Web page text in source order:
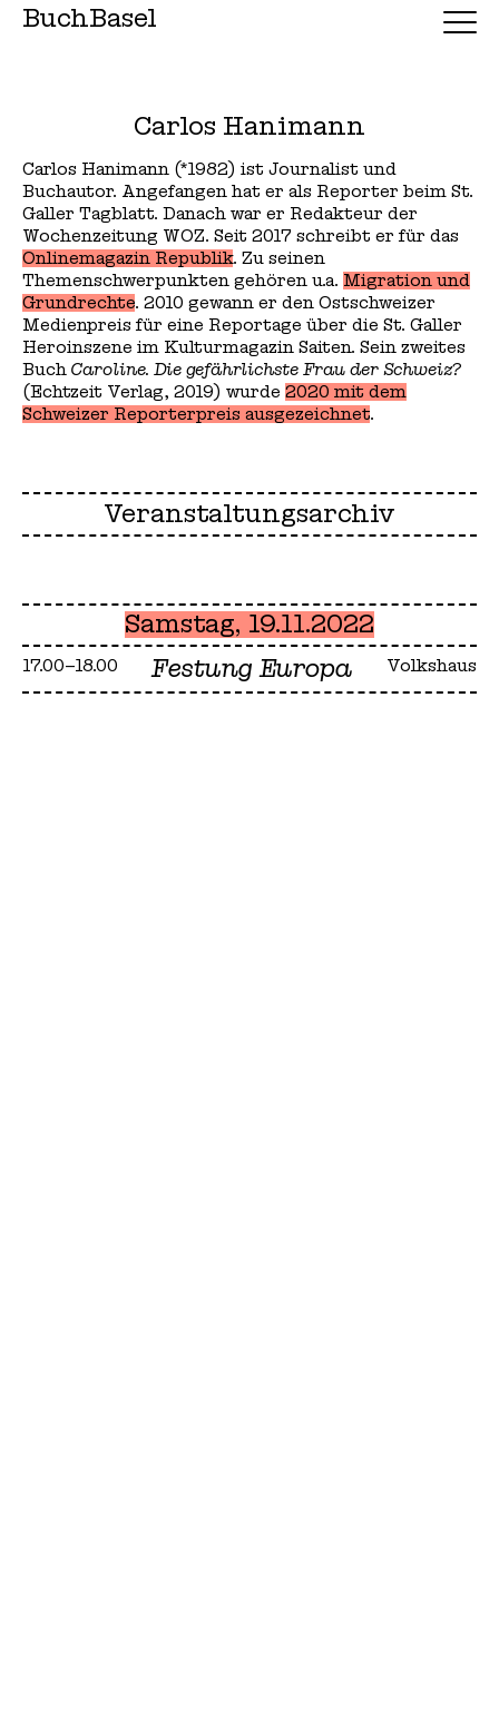
BuchBasel
Carlos Hanimann
Carlos Hanimann (*1982) ist Journalist und
Buchautor. Angefangen hat er als Reporter beim St.
Galler Tagblatt. Danach war er Redakteur der
Wochenzeitung WOZ. Seit 2017 schreibt er für das
Onlinemagazin Republik. Zu seinen
Themenschwerpunkten gehören u.a. Migration und
Grundrechte. 2010 gewann er den Ostschweizer
Medienpreis für eine Reportage über die St. Galler
Heroinszene im Kulturmagazin Saiten. Sein zweites
Buch Caroline. Die gefährlichste Frau der Schweiz?
(Echtzeit Verlag, 2019) wurde 2020 mit dem
Schweizer Reporterpreis ausgezeichnet.
Veranstaltungsarchiv
Samstag, 19.11.2022
17.00–18.00 Volkshaus
Festung Europa